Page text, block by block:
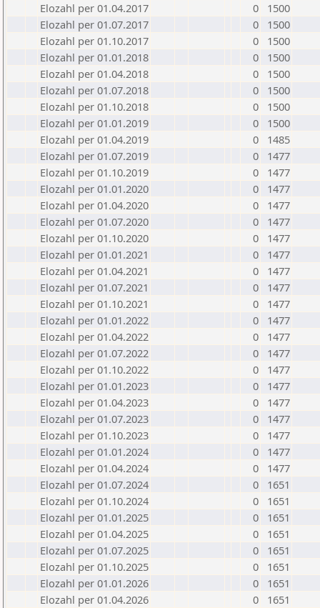
Elozahl per 01.04.2017
0
1500
Elozahl per 01.07.2017
0
1500
Elozahl per 01.10.2017
0
1500
Elozahl per 01.01.2018
0
1500
Elozahl per 01.04.2018
0
1500
Elozahl per 01.07.2018
0
1500
Elozahl per 01.10.2018
0
1500
Elozahl per 01.01.2019
0
1500
Elozahl per 01.04.2019
0
1485
Elozahl per 01.07.2019
0
1477
Elozahl per 01.10.2019
0
1477
Elozahl per 01.01.2020
0
1477
Elozahl per 01.04.2020
0
1477
Elozahl per 01.07.2020
0
1477
Elozahl per 01.10.2020
0
1477
Elozahl per 01.01.2021
0
1477
Elozahl per 01.04.2021
0
1477
Elozahl per 01.07.2021
0
1477
Elozahl per 01.10.2021
0
1477
Elozahl per 01.01.2022
0
1477
Elozahl per 01.04.2022
0
1477
Elozahl per 01.07.2022
0
1477
Elozahl per 01.10.2022
0
1477
Elozahl per 01.01.2023
0
1477
Elozahl per 01.04.2023
0
1477
Elozahl per 01.07.2023
0
1477
Elozahl per 01.10.2023
0
1477
Elozahl per 01.01.2024
0
1477
Elozahl per 01.04.2024
0
1477
Elozahl per 01.07.2024
0
1651
Elozahl per 01.10.2024
0
1651
Elozahl per 01.01.2025
0
1651
Elozahl per 01.04.2025
0
1651
Elozahl per 01.07.2025
0
1651
Elozahl per 01.10.2025
0
1651
Elozahl per 01.01.2026
0
1651
Elozahl per 01.04.2026
0
1651